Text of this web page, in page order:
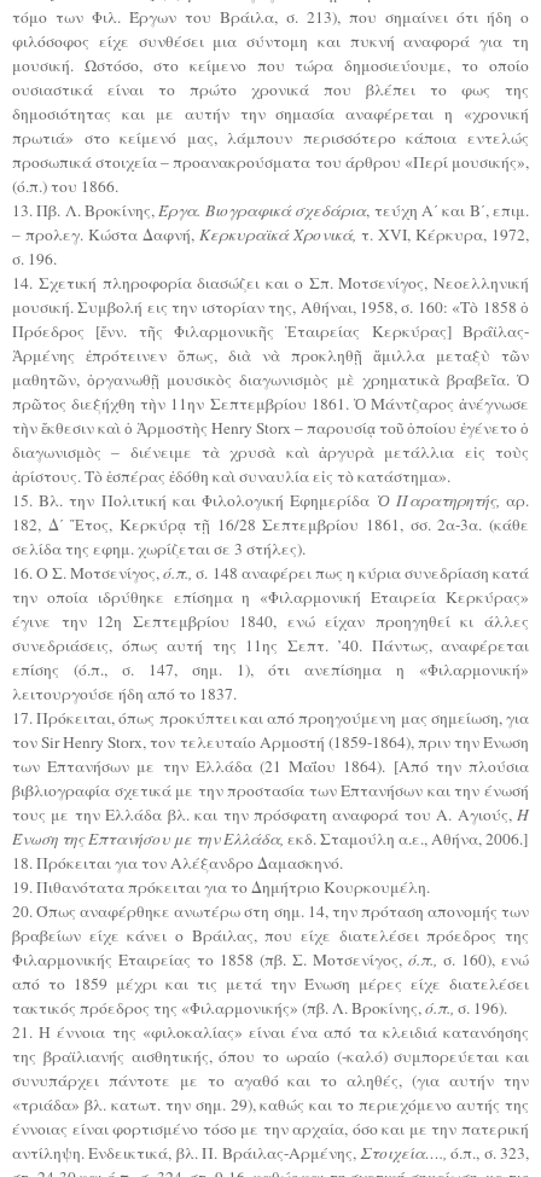
τόμο των Φιλ. Έργων του Βράιλα, σ. 213), που σημαίνει ότι ήδη ο
φιλόσοφος είχε συνθέσει μια σύντομη και πυκνή αναφορά για τη
μουσική. Ωστόσο, στο κείμενο που τώρα δημοσιεύουμε, το οποίο
ουσιαστικά είναι το πρώτο χρονικά που βλέπει το φως της
δημοσιότητας και με αυτήν την σημασία αναφέρεται η «χρονική
πρωτιά» στο κείμενό μας, λάμπουν περισσότερο κάποια εντελώς
προσωπικά στοιχεία – προανακρούσματα του άρθρου «Περί μουσικής»,
(ό.π.) του 1866.
13. Πβ. Λ. Βροκίνης,Έργα. Βιογραφικά σχεδάρια, τεύχη Α΄ και Β΄, επιμ.
– προλεγ. Κώστα Δαφνή, Κερκυραϊκά Χρονικά, τ. XVI, Κέρκυρα, 1972,
σ. 196.
14. Σχετική πληροφορία διασώζει και ο Σπ. Μοτσενίγος, Νεοελληνική
μουσική. Συμβολή εις την ιστορίαν της, Αθήναι, 1958, σ. 160: «Τὸ 1858 ὁ
Πρόεδρος [ἔνν. τῆς Φιλαρμονικῆς Ἑταιρείας Κερκύρας] Βράϊλας-
Ἀρμένης ἐπρότεινεν ὅπως, διὰ νὰ προκληθῇ ἅμιλλα μεταξὺ τῶν
μαθητῶν, ὀργανωθῇ μουσικὸς διαγωνισμὸς μὲ χρηματικὰ βραβεῖα. Ὁ
πρῶτος διεξήχθη τὴν 11ην Σεπτεμβρίου 1861. Ὁ Μάντζαρος ἀνέγνωσε
τὴν ἔκθεσιν καὶ ὁ Ἁρμοστὴς Henry Storx – παρουσίᾳ τοῦ ὁποίου ἐγένετο ὁ
διαγωνισμὸς – διένειμε τὰ χρυσὰ καὶ ἀργυρὰ μετάλλια εἰς τοὺς
ἀρίστους. Τὸ ἑσπέρας ἐδόθη καὶ συναυλία εἰς τὸ κατάστημα».
15. Βλ. την Πολιτική και Φιλολογική Εφημερίδα Ὁ Παρατηρητής, αρ.
182, Δ΄ Ἔτος, Κερκύρᾳ τῇ 16/28 Σεπτεμβρίου 1861, σσ. 2α-3α. (κάθε
σελίδα της εφημ. χωρίζεται σε 3 στήλες).
16. Ο Σ. Μοτσενίγος,ό.π., σ. 148 αναφέρει πως η κύρια συνεδρίαση κατά
την οποία ιδρύθηκε επίσημα η «Φιλαρμονική Εταιρεία Κερκύρας»
έγινε την 12η Σεπτεμβρίου 1840, ενώ είχαν προηγηθεί κι άλλες
συνεδριάσεις, όπως αυτή της 11ης Σεπτ. ’40. Πάντως, αναφέρεται
επίσης (ό.π., σ. 147, σημ. 1), ότι ανεπίσημα η «Φιλαρμονική»
λειτουργούσε ήδη από το 1837.
17. Πρόκειται, όπως προκύπτει και από προηγούμενη μας σημείωση, για
τον Sir Henry Storx, τον τελευταίο Αρμοστή (1859-1864), πριν την Ένωση
των Επτανήσων με την Ελλάδα (21 Μαΐου 1864). [Από την πλούσια
βιβλιογραφία σχετικά με την προστασία των Επτανήσων και την ένωσή
τους με την Ελλάδα βλ. και την πρόσφατη αναφορά του Α. Αγιούς, Η
Ένωση της Επτανήσου με την Ελλάδα, εκδ. Σταμούλη α.ε., Αθήνα, 2006.]
18. Πρόκειται για τον Αλέξανδρο Δαμασκηνό.
19. Πιθανότατα πρόκειται για το Δημήτριο Κουρκουμέλη.
20. Όπως αναφέρθηκε ανωτέρω στη σημ. 14, την πρόταση απονομής των
βραβείων είχε κάνει ο Βράιλας, που είχε διατελέσει πρόεδρος της
Φιλαρμονικής Εταιρείας το 1858 (πβ. Σ. Μοτσενίγος, ό.π., σ. 160), ενώ
από το 1859 μέχρι και τις μετά την Ένωση μέρες είχε διατελέσει
τακτικός πρόεδρος της «Φιλαρμονικής» (πβ. Λ. Βροκίνης,ό.π., σ. 196).
21. Η έννοια της «φιλοκαλίας» είναι ένα από τα κλειδιά κατανόησης
της βραϊλιανής αισθητικής, όπου το ωραίο (-καλό) συμπορεύεται και
συνυπάρχει πάντοτε με το αγαθό και το αληθές, (για αυτήν την
«τριάδα» βλ. κατωτ. την σημ. 29), καθώς και το περιεχόμενο αυτής της
έννοιας είναι φορτισμένο τόσο με την αρχαία, όσο και με την πατερική
αντίληψη. Ενδεικτικά, βλ. Π. Βράιλας-Αρμένης,Στοιχεία…., ό.π., σ. 323,